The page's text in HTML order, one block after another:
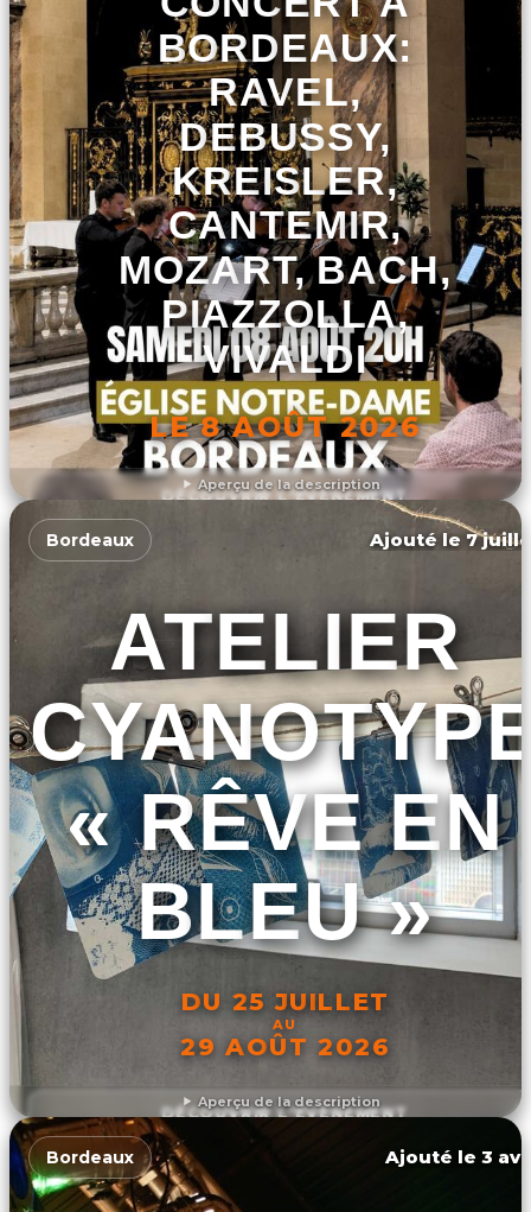
Aperçu de la description
BORDEAUX:
RAVEL,
DEBUSSY,
KREISLER,
CANTEMIR,
MOZART, BACH,
PIAZZOLLA,
VIVALDI
LE 8 AOÛT 2026
DÉCOUVRIR L'ÉVÉNEMENT
Aperçu de la description
Bordeaux Ajouté le 7
ATELIER
« RÊVE EN
BLEU »
DU 25 JUILLET
AU
29 AOÛT 2026
DÉCOUVRIR L'ÉVÉNEMENT
Bordeaux Ajouté le 3